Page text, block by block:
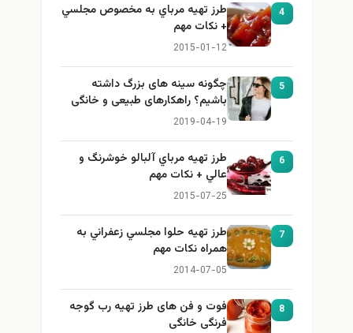
4
طرز تهيه مرباي به مخصوص مجلسي
+ نكات مهم
2015-01-12
5
چگونه سینه های بزرگ داشته
باشیم؟ راهکارهای طبیعی و خانگی
برای بزرگ کردن سینه
2019-04-19
6
طرز تهيه مرباي آلبالو خوشرنگ و
عالي + نكات مهم
2015-07-25
7
طرز تهيه حلوا مجلسي زعفراني به
همراه نكات مهم
2014-07-05
8
فوت و فن های طرز تهیه رب گوجه
فرنگی خانگی